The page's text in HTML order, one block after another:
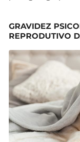
GRAVIDEZ
REPRODUTIVO